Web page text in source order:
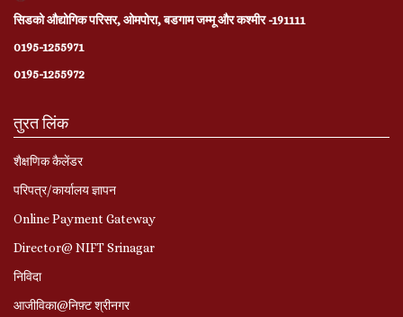
सिडको औद्योगिक परिसर, ओमपोरा, बडगाम जम्मू और कश्मीर -191111
0195-1255971
0195-1255972
तुरत लिंक
शैक्षणिक कैलेंडर
परिपत्र/कार्यालय ज्ञापन
Online Payment Gateway
Director@ NIFT Srinagar
निविदा
आजीविका@निफ़्ट श्रीनगर